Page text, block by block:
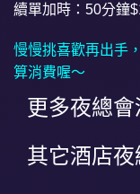
續單加時：50分鐘
慢慢挑喜歡再出手
算消費喔～
更多夜總
其它酒店